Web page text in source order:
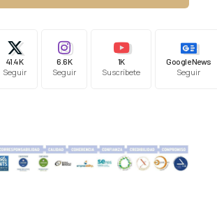
41.4K
Seguir
6.6K
Seguir
1K
Suscríbete
Google News
Seguir